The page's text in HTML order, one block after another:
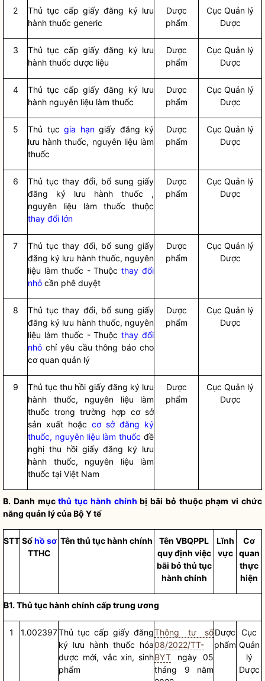
2
Thủ tục cấp giấy đăng ký lưu
hành thuốc generic
Dược
phẩm
Cục Quản lý
Dược
3
Thủ tục cấp giấy đăng ký lưu
hành thuốc dược liệu
Dược
phẩm
Cục Quản lý
Dược
4
Thủ tục cấp giấy đăng ký lưu
hành nguyên liệu làm thuốc
Dược
phẩm
Cục Quản lý
Dược
5 Thủ tục gia hạngiấy đăng ký
lưu hành thuốc, nguyên liệu làm
thuốc
Dược
phẩm
Cục Quản lý
Dược
6
Thủ tục thay đổi, bổ sung giấy
đăng ký lưu hành thuốc ,
nguyên liệu làm thuốc thuộc
thay đổi lớn
Dược
phẩm
Cục Quản lý
Dược
7
Thủ tục thay đổi, bổ sung giấy
đăng ký lưu hành thuốc, nguyên
liệu làm thuốc - Thuộcthay đổi
nhỏ cần phê duyệt
Dược
phẩm
Cục Quản lý
Dược
8
Thủ tục thay đổi, bổ sung giấy
đăng ký lưu hành thuốc, nguyên
liệu làm thuốc - Thuộcthay đổi
nhỏ chỉ yêu cầu thông báo cho
cơ quan quản lý
Dược
phẩm
Cục Quản lý
Dược
9
Thủ tục thu hồi giấy đăng ký lưu
hành thuốc, nguyên liệu làm
thuốc trong trường hợp cơ sở
sản xuất hoặc cơ sở đăng ký
thuốc, nguyên liệu làm thuốc đề
nghị thu hồi giấy đăng ký lưu
hành thuốc, nguyên liệu làm
thuốc tại Việt Nam
Dược
phẩm
Cục Quản lý
Dược
B. Danh mụcthủ tục hành chính bị bãi bỏ thuộc phạm vi chức
năng quản lý của Bộ Y tế
STT Sốhồ sơ
TTHC
Tên thủ tục hành chính
Tên VBQPPL
quy định việc
bãi bỏ thủ tục
hành chính
Lĩnh
vực
Cơ
quan
thực
hiện
B1.Thủ tục hành chính cấp trung ương
1 1.002397Thủ tục cấp giấy đăng
ký lưu hành thuốc hóa
dược mới, vắc xin, sinh
phẩm
Thông tư số
08/2022/TT-
BYT ngày 05
tháng 9 năm
Dược
phẩm
Cục
Quản
lý
Dược